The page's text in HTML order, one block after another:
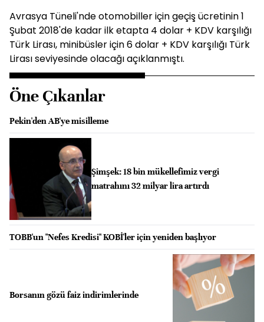
Avrasya Tüneli'nde otomobiller için geçiş ücretinin 1
Şubat 2018'de kadar ilk etapta 4 dolar + KDV karşılığı
Türk Lirası, minibüsler için 6 dolar + KDV karşılığı Türk
Lirası seviyesinde olacağı açıklanmıştı.
Öne Çıkanlar
Pekin'den AB'ye misilleme
Şimşek: 18 bin mükellefimiz vergi
matrahını 32 milyar lira artırdı
TOBB'un "Nefes Kredisi" KOBİ'ler için yeniden başlıyor
Borsanın gözü faiz indirimlerinde